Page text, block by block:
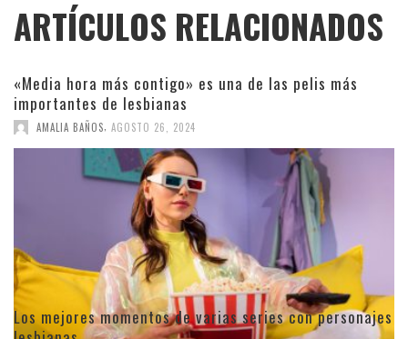
ARTÍCULOS RELACIONADOS
«Media hora más contigo» es una de las pelis más
importantes de lesbianas
AMALIA BAÑOS AGOSTO 26, 2024
Los mejores momentos de varias series con personajes